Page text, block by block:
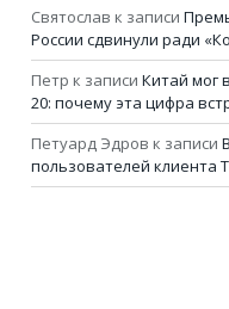
Святослав к записи
России сдвинули ради
Петр к записи Китай мог
20: почему эта цифра
Петуард Эдров к записи
пользователей клиента